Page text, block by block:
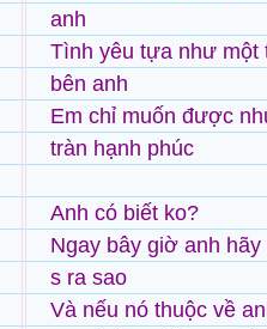
anh
Tình yêu tựa như một
bên anh
Em chỉ muốn được
tràn hạnh phúc
Anh có biết ko?
Ngay bây giờ anh
s ra sao
Và nếu nó thuộc về